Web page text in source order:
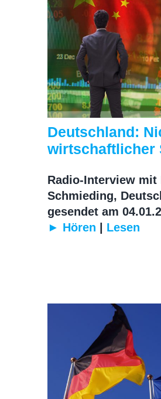
Deutschland:
wirtschaftlicher
Radio-Interview mit
Schmieding,
gesendet am
► Hören | Lesen